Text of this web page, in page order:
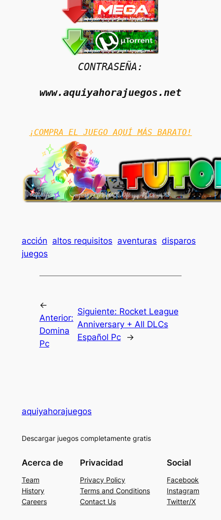
CONTRASEÑA:
www.aquiyahorajuegos.net
¡COMPRA EL JUEGO AQUÍ MÁS BARATO!
acción altos requisitos aventuras disparos
juegos
←
Anterior:
Domina
Pc
Siguiente: Rocket League
Anniversary + All DLCs
Español Pc
→
aquiyahorajuegos
Descargar juegos completamente gratis
Acerca de
Team
History
Careers
Privacidad
Privacy Policy
Terms and Conditions
Contact Us
Social
Facebook
Instagram
Twitter/X